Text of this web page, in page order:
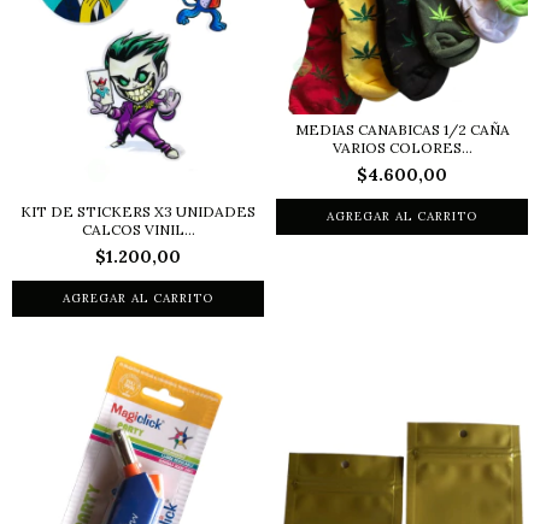
KIT DE STICKERS X3 UNIDADES
CALCOS VINIL...
$1.200,00
MEDIAS CANABICAS 1/2 CAÑA
VARIOS COLORES...
$4.600,00